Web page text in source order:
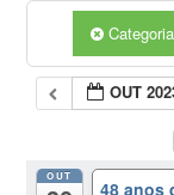
OUT
OUT
48 anos